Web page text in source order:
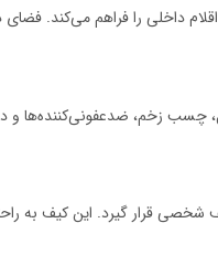
داخلی را فراهم می‌کند.
چسب زخم، ضدعفونی‌کننده‌ها و
شخصی قرار گیرد. این کیف